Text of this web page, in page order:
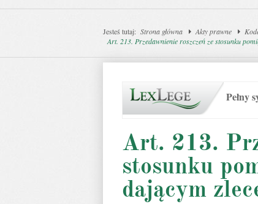
Jesteś tutaj: Strona główna Akty prawne
Art. 213. Przedawnienie roszczeń ze stosunku
Pełny
Art. 213.
stosunku
dającym